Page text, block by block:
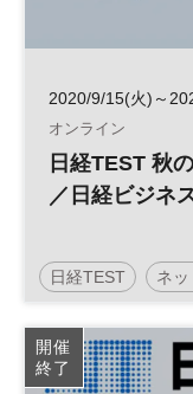
2020/9/15(火)～
オンライン
日経TEST 秋
／日経ビジネ
日経TEST ネ
人材育成
日経
開催
終了